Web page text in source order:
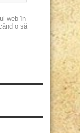
web în
o să